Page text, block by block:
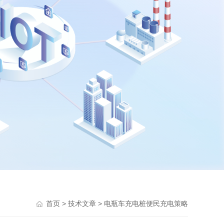
首页 > 技术文章 > 电瓶车充电桩便民充电策略